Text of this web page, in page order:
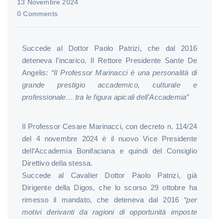
13 Novembre 2024
0 Comments
Succede al Dottor Paolo Patrizi, che dal 2016
deteneva l’incarico. Il Rettore Presidente Sante De
Angelis: “Il Professor Marinacci è una personalità di
grande prestigio accademico, culturale e
professionale… tra le figura apicali dell’Accademia”
Il Professor Cesare Marinacci, con decreto n. 114/24
del 4 novembre 2024 è il nuovo Vice Presidente
dell’Accademia Bonifaciana e quindi del Consiglio
Direttivo della stessa.
Succede al Cavalier Dottor Paolo Patrizi, già
Dirigente della Digos, che lo scorso 29 ottobre ha
rimesso il mandato, che deteneva dal 2016 “per
motivi derivanti da ragioni di opportunità imposte